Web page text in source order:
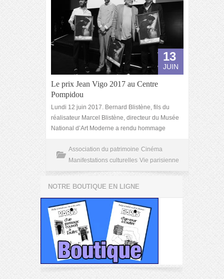
13
JUIN
Le prix Jean Vigo 2017 au Centre
Pompidou
Lundi 12 juin 2017. Bernard Blistène, fils du
réalisateur Marcel Blistène, directeur du Musée
National d’Art Moderne a rendu hommage
Association du patrimoine Cinéma
Manifestations culturelles Vie parisienne
NOTRE BOUTIQUE EN LIGNE